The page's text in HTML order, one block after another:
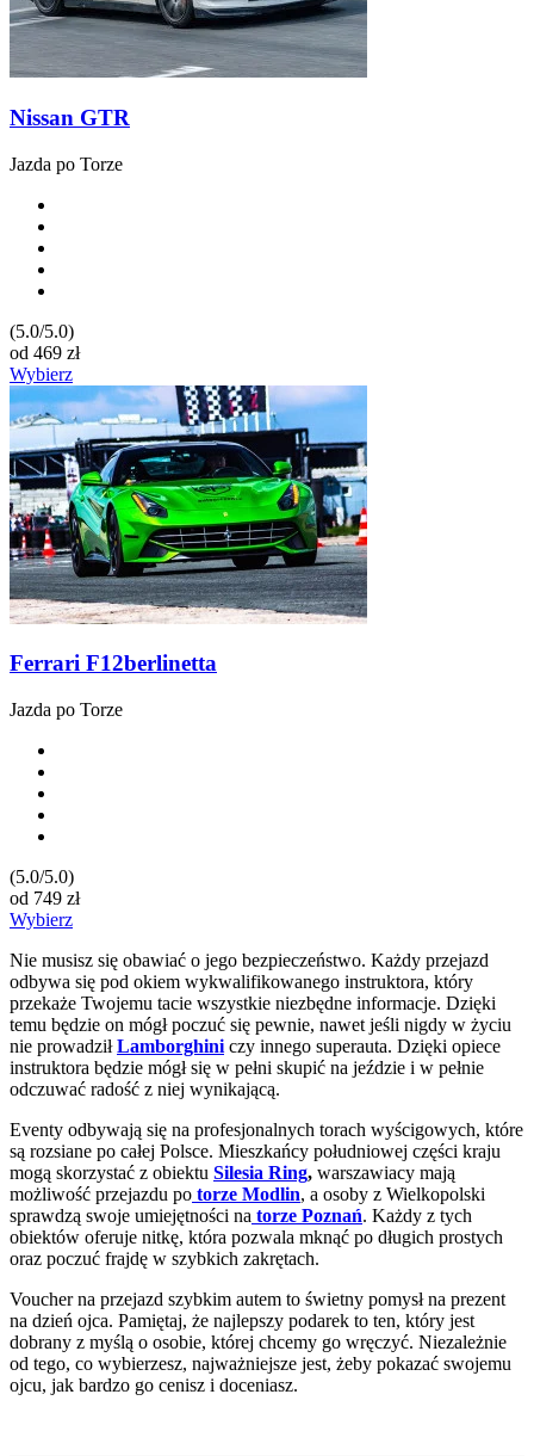
Nissan GTR
Jazda po Torze
(5.0/5.0)
od 469 zł
Wybierz
Ferrari F12berlinetta
Jazda po Torze
(5.0/5.0)
od 749 zł
Wybierz
Nie musisz się obawiać o jego bezpieczeństwo. Każdy przejazd
odbywa się pod okiem wykwalifikowanego instruktora, który
przekaże Twojemu tacie wszystkie niezbędne informacje. Dzięki
temu będzie on mógł poczuć się pewnie, nawet jeśli nigdy w życiu
nie prowadziłLamborghini czy innego superauta. Dzięki opiece
instruktora będzie mógł się w pełni skupić na jeździe i w pełnie
odczuwać radość z niej wynikającą.
Eventy odbywają się na profesjonalnych torach wyścigowych, które
są rozsiane po całej Polsce. Mieszkańcy południowej części kraju
mogą skorzystać z obiektu Silesia Ring, warszawiacy mają
możliwość przejazdu po torze Modlin, a osoby z Wielkopolski
sprawdzą swoje umiejętności na torze Poznań. Każdy z tych
obiektów oferuje nitkę, która pozwala mknąć po długich prostych
oraz poczuć frajdę w szybkich zakrętach.
Voucher na przejazd szybkim autem to świetny pomysł na prezent
na dzień ojca. Pamiętaj, że najlepszy podarek to ten, który jest
dobrany z myślą o osobie, której chcemy go wręczyć. Niezależnie
od tego, co wybierzesz, najważniejsze jest, żeby pokazać swojemu
ojcu, jak bardzo go cenisz i doceniasz.